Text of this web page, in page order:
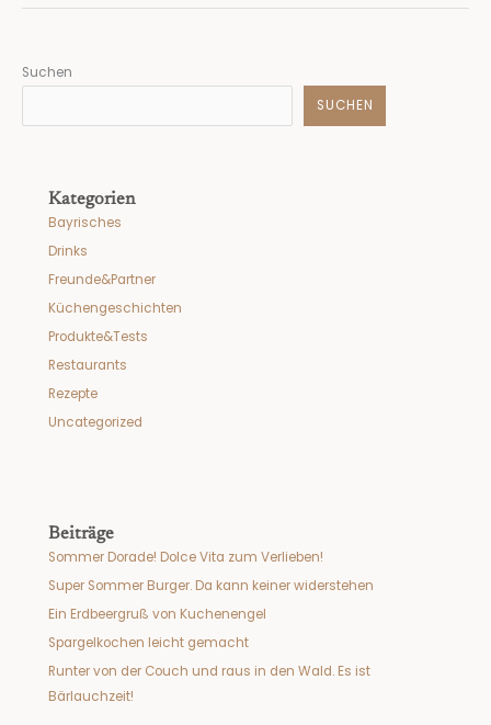
Suchen
SUCHEN
Kategorien
Bayrisches
Drinks
Freunde&Partner
Küchengeschichten
Produkte&Tests
Restaurants
Rezepte
Uncategorized
Beiträge
Sommer Dorade! Dolce Vita zum Verlieben!
Super Sommer Burger. Da kann keiner widerstehen
Ein Erdbeergruß von Kuchenengel
Spargelkochen leicht gemacht
Runter von der Couch und raus in den Wald. Es ist
Bärlauchzeit!